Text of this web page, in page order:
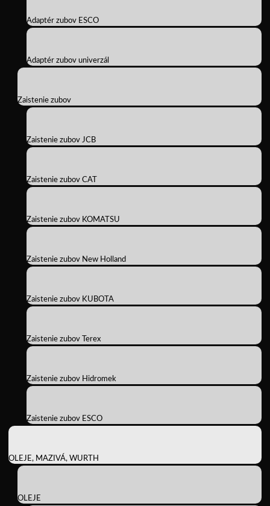
Adaptér zubov ESCO
Adaptér zubov univerzál
Zaistenie zubov
Zaistenie zubov JCB
Zaistenie zubov CAT
Zaistenie zubov KOMATSU
Zaistenie zubov New Holland
Zaistenie zubov KUBOTA
Zaistenie zubov Terex
Zaistenie zubov Hidromek
Zaistenie zubov ESCO
OLEJE, MAZIVÁ, WURTH
OLEJE